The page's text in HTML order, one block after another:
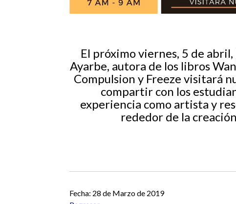
El próximo viernes, 5 de
Ayarbe, autora de los libros
Compulsion y Freeze visitará
compartir con los
experiencia como artista y
rededor de la
Fecha: 28 de Marzo de 2019